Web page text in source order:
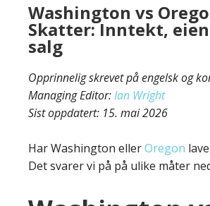
Washington vs
Skatter: Inntekt,
salg
Opprinnelig skrevet på engelsk og
Managing Editor:Ian Wright
Sist oppdatert: 15. mai 2026
Har Washington ellerOregon
Det svarer vi på på ulike måter